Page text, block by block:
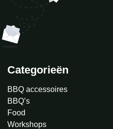
Categorieën
BBQ accessoires
BBQ’s
Food
Workshops